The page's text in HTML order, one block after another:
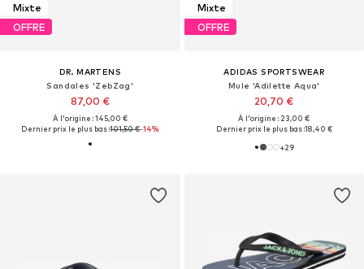
Mixte
OFFRE
DR. MARTENS
Sandales 'ZebZag'
87,00 €
À l'origine : 145,00 €
Dernier prix le plus bas :101,50 €-14%
Mixte
OFFRE
ADIDAS SPORTSWEAR
Mule 'Adilette Aqua'
20,70 €
À l'origine : 23,00 €
Dernier prix le plus bas :18,40 €
+29